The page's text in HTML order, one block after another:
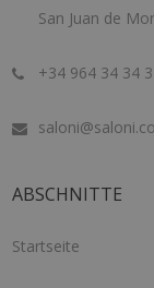
San Juan de
+34 964 34 34
ABSCHNITTE
Startseite